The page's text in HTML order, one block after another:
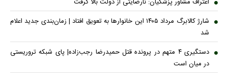
شارژ کالابرگ مرداد ۱۴۰۵ این خانوار‌ها به تعویق افتاد | زمان‌بندی جدید اعلام
شد
دستگیری ۴ متهم در پرونده قتل حمیدرضا رجب‌زاده| پای شبکه تروریستی
در میان است